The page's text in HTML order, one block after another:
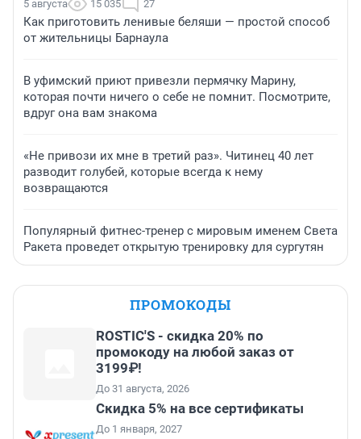
5 августа 15 035 27
Как приготовить ленивые беляши — простой способ
от жительницы Барнаула
В уфимский приют привезли пермячку Марину,
которая почти ничего о себе не помнит. Посмотрите,
вдруг она вам знакома
«Не привози их мне в третий раз». Читинец 40 лет
разводит голубей, которые всегда к нему
возвращаются
Популярный фитнес-тренер с мировым именем Света
Ракета проведет открытую тренировку для сургутян
ПРОМОКОДЫ
ROSTIC'S - скидка 20% по
промокоду на любой заказ от
3199₽!
До 31 августа, 2026
Скидка 5% на все сертификаты
До 1 января, 2027